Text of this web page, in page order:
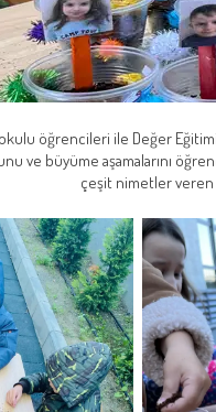
öğrencileri ile Değer
ve büyüme aşamalarını
çeşit nimetler veren